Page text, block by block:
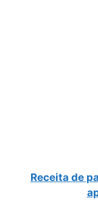
Receita de